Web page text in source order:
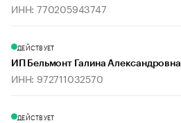
ИНН: 770205943747
ДЕЙСТВУЕТ
ИП Бельмонт Галина Александровна
ИНН: 972711032570
ДЕЙСТВУЕТ